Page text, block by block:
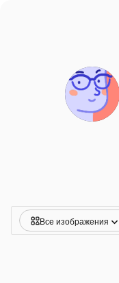
Все изображения